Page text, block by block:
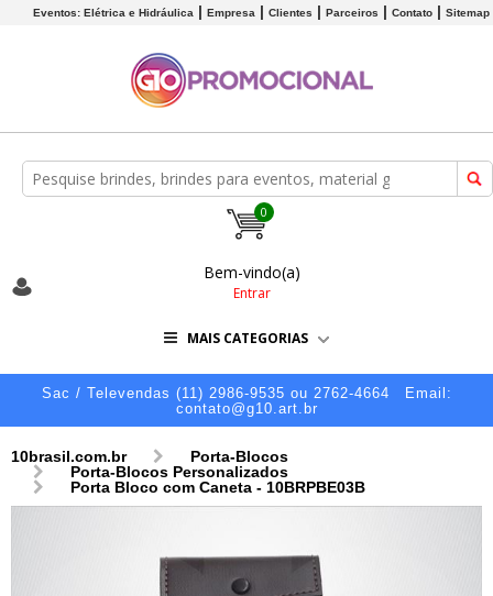
Eventos: Elétrica e Hidráulica Empresa Clientes Parceiros Contato Sitemap
0
Bem-vindo(a)
Entrar
MAIS CATEGORIAS
Sac / Televendas (11) 2986-9535 ou 2762-4664
Email:
contato@g10.art.br
10brasil.com.br
Porta-Blocos
Porta-Blocos Personalizados
Porta Bloco com Caneta - 10BRPBE03B